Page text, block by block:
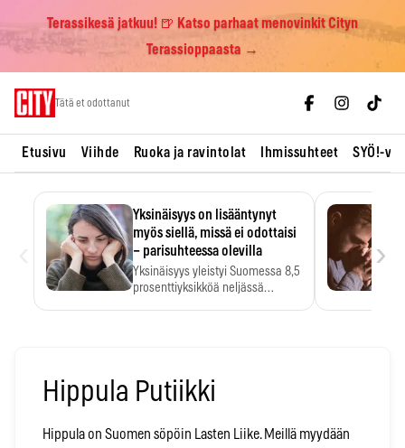
Terassikesä jatkuu! 🍺 Katso parhaat menovinkit Cityn
Terassioppaasta →
Tätä et odottanut
Etusivu Viihde Ruoka ja ravintolat Ihmissuhteet SYÖ!-
Yksinäisyys on lisääntynyt
myös siellä, missä ei odottaisi
– parisuhteessa olevilla
Yksinäisyys yleistyi Suomessa 8,5
prosenttiyksikköä neljässä
›
Hippula Putiikki
Hippula on Suomen söpöin Lasten Liike. Meillä myydään